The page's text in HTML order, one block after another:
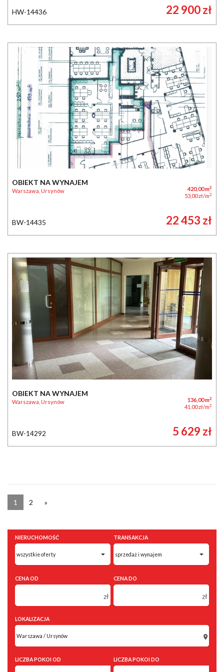
HW-14436 22 900 zł
OBIEKT NA WYNAJEM
Warszawa, Ursynów 420,00 m2
53,00 zł/m2
BW-14435 22 453 zł
OBIEKT NA WYNAJEM
Warszawa, Ursynów 136,00 m2
41,00 zł/m2
BW-14292 5 629 zł
1 2 »
NIERUCHOMOŚĆ TRANSAKCJA
CENA OD
zł
150 000 zł
200 000 zł
250 000 zł
350 000 zł
CENA DO
zł
150 000 zł
LOKALIZACJA
LICZBA POKOI OD LICZBA POKOI DO